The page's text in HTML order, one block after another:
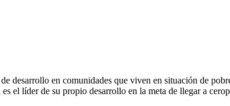
desarrollo en comunidades que viven en situación de
el líder de su propio desarrollo en la meta de llegar a